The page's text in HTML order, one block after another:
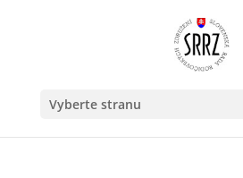
Vyberte stranu